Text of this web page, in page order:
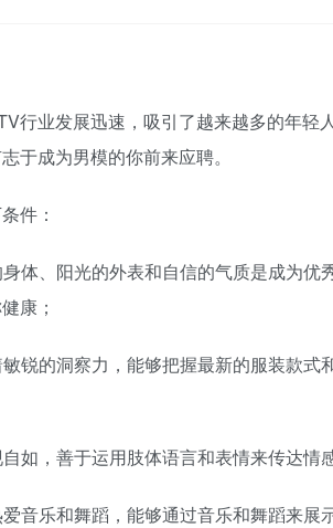
行业发展迅速，吸引了越来越多的年轻
于成为男模的你前来应聘。
件：
体、阳光的外表和自信的气质是成为
康；
锐的洞察力，能够把握最新的服装款
如，善于运用肢体语言和表情来传达情
音乐和舞蹈，能够通过音乐和舞蹈来